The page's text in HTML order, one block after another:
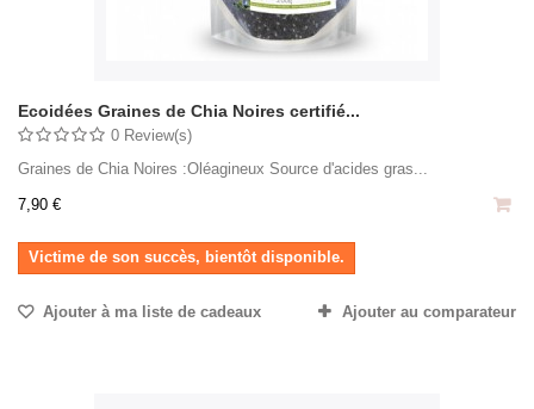
Ecoidées Graines de Chia Noires certifié...
0 Review(s)
Graines de Chia Noires :Oléagineux Source d'acides gras...
7,90 €
Victime de son succès, bientôt disponible.
Ajouter à ma liste de cadeaux Ajouter au comparateur